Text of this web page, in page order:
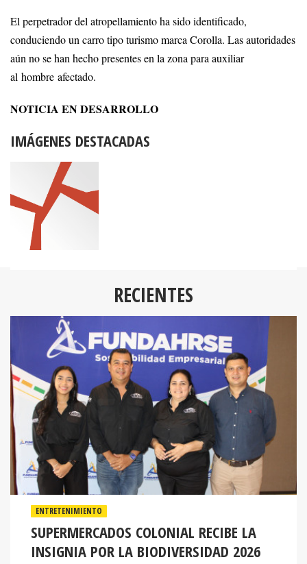
El perpetrador del atropellamiento ha sido identificado,
conduciendo un carro tipo turismo marca Corolla. Las autoridades
aún no se han hecho presentes en la zona para auxiliar
al hombre afectado.
NOTICIA EN DESARROLLO
IMÁGENES DESTACADAS
RECIENTES
ENTRETENIMIENTO
SUPERMERCADOS COLONIAL RECIBE LA
INSIGNIA POR LA BIODIVERSIDAD 2026